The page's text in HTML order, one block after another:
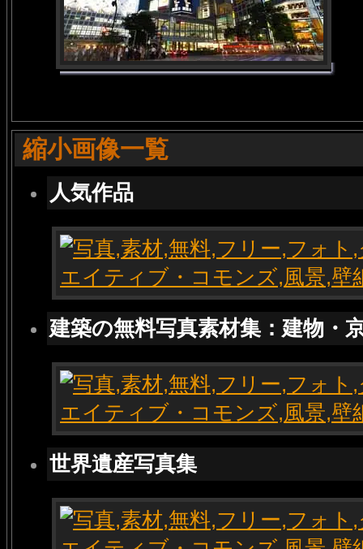
縮小画像一覧
人気作品
建築の無料写真素材集：建物・
世界遺産写真集